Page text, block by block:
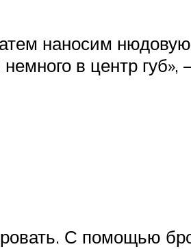
наносим
в центр
С помощью